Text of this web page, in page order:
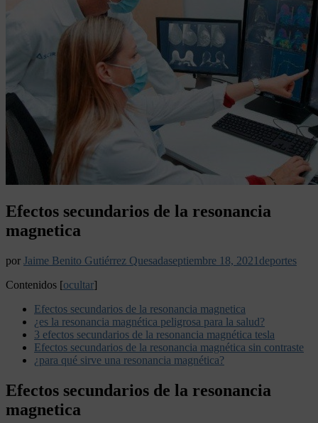
Efectos secundarios de la resonancia
magnetica
por Jaime Benito Gutiérrez Quesadaseptiembre 18, 2021 deportes
Contenidos [ocultar]
Efectos secundarios de la resonancia magnetica
¿es la resonancia magnética peligrosa para la salud?
3 efectos secundarios de la resonancia magnética tesla
Efectos secundarios de la resonancia magnética sin contraste
¿para qué sirve una resonancia magnética?
Efectos secundarios de la resonancia
magnetica